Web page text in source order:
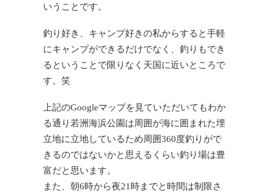
いうことです。
釣り好き、キャンプ好きの私からすると手軽
にキャンプができるだけでなく、釣りもでき
るということで限りなく天国に近いところで
す。笑
上記のGoogleマップを見ていただいてもわか
る通り若洲海浜公園は周囲が海に囲まれた埋
立地に立地しているため周囲360度釣りがで
きるのではないかと思えるくらい釣り場は豊
富だと思います。
また、朝6時から夜21時までと時間は制限さ